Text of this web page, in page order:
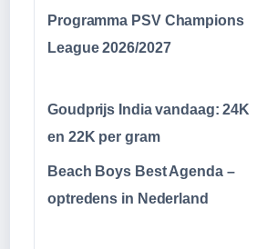
Programma PSV Champions
League 2026/2027
Goudprijs India vandaag: 24K
en 22K per gram
Beach Boys Best Agenda –
optredens in Nederland